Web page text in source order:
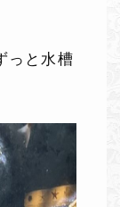
っと水槽